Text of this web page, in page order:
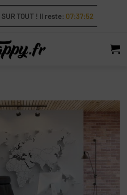
SUR TOUT ! Il reste: 07:37:50